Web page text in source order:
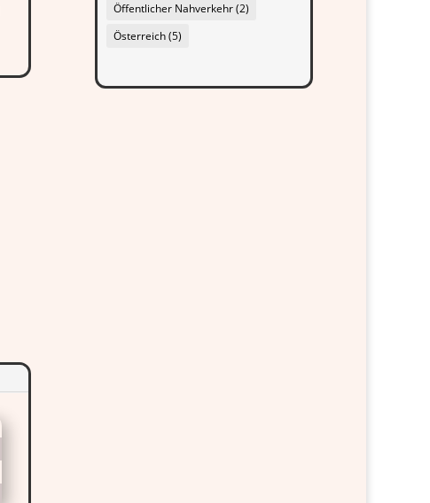
Öffentlicher Nahverkehr(2)
Österreich(5)